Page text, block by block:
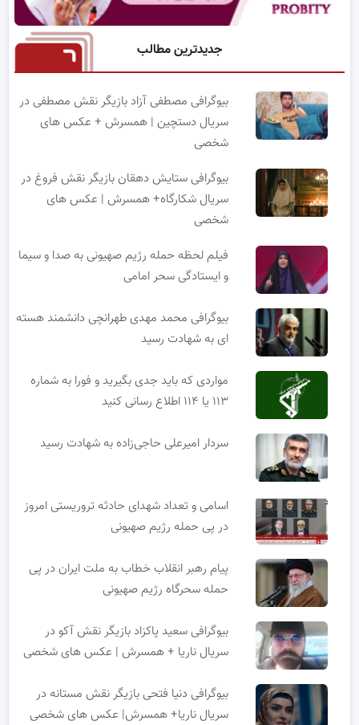
جدیدترین مطالب
بیوگرافی مصطفی آزاد بازیگر نقش مصطفی در
سریال دستچین | همسرش + عکس های
شخصی
بیوگرافی ستایش دهقان بازیگر نقش فروغ در
سریال شکارگاه+ همسرش | عکس های
شخصی
فیلم لحظه حمله رژیم صهیونی به صدا و سیما
و ایستادگی سحر امامی
بیوگرافی محمد مهدی طهرانچی دانشمند هسته
ای به شهادت رسید
مواردی که باید جدی بگیرید و فورا به شماره
۱۱۳ یا ۱۱۴ اطلاع رسانی کنید
سردار امیرعلی حاجی‌زاده به شهادت رسید
اسامی و تعداد شهدای حادثه تروریستی امروز
در پی حمله رژیم صهیونی
پیام رهبر انقلاب خطاب به ملت ایران در پی
حمله سحرگاه رژیم صهیونی
بیوگرافی سعید پاکزاد بازیگر نقش آکو در
سریال ناریا + همسرش | عکس های شخصی
بیوگرافی دنیا فتحی بازیگر نقش مستانه در
سریال ناریا+ همسرش| عکس های شخصی